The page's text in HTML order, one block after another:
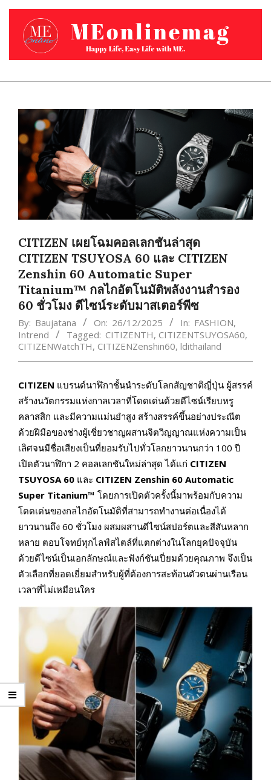
Skip
content
Primary
Menu
CITIZEN เผยโฉมคอลเลกชันล่าสุด
CITIZEN TSUYOSA 60 และ CITIZEN
Zenshin 60 Automatic Super
Titanium™ กลไกอัตโนมัติพลังงานสำรอง
60 ชั่วโมง ดีไซน์ระดับมาสเตอร์พีซ
By: Baujatana On: 26/12/2025 In: FASHION,
Intrend
Tagged: CITIZENTH, CITIZENTSUYOSA60,
CITIZENWatchTH, CITIZENZenshin60, ldithailand
CITIZEN แบรนด์นาฬิกาชั้นนำระดับโลกสัญชาติญี่ปุ่น ผู้สรรค์
สร้างนวัตกรรมแห่งกาลเวลาที่โดดเด่นด้วยดีไซน์เรียบหรู
คลาสสิก และมีความแม่นยำสูง สร้างสรรค์ขึ้นอย่างประณีต
ด้วยฝีมือของช่างผู้เชี่ยวชาญผสานจิตวิญญาณแห่งความเป็น
เลิศจนมีชื่อเสียงเป็นที่ยอมรับไปทั่วโลกยาวนานกว่า 100 ปี
เปิดตัวนาฬิกา 2 คอลเลกชันใหม่ล่าสุด ได้แก่ CITIZEN
TSUYOSA 60 และ CITIZEN Zenshin 60 Automatic
Super Titanium™ โดยการเปิดตัวครั้งนี้มาพร้อมกับความ
โดดเด่นของกลไกอัตโนมัติที่สามารถทำงานต่อเนื่องได้
ยาวนานถึง 60 ชั่วโมง ผสมผสานดีไซน์สปอร์ตและสีสันหลาก
หลาย ตอบโจทย์ทุกไลฟ์สไตล์ที่แตกต่างในโลกยุคปัจจุบัน
ด้วยดีไซน์เป็นเอกลักษณ์และฟังก์ชันเปี่ยมด้วยคุณภาพ จึงเป็น
ตัวเลือกที่ยอดเยี่ยมสำหรับผู้ที่ต้องการสะท้อนตัวตนผ่านเรือน
เวลาที่ไม่เหมือนใคร